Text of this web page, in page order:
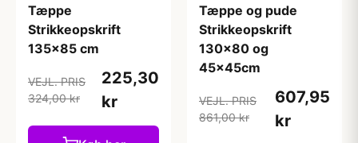
Tæppe
Strikkeopskrift
135x85 cm
VEJL. PRIS
324,00 kr
225,30
kr
Tæppe og pude
Strikkeopskrift
130x80 og
45x45cm
VEJL. PRIS
861,00 kr
607,95
kr